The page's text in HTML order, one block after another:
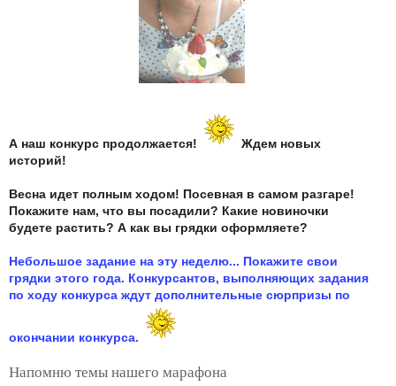
А наш конкурс продолжается!
Ждем новых
историй!
Весна идет полным ходом! Посевная в самом разгаре!
Покажите нам, что вы посадили? Какие новиночки
будете растить? А как вы грядки оформляете?
Небольшое задание на эту неделю... Покажите свои
грядки этого года. Конкурсантов, выполняющих задания
по ходу конкурса ждут дополнительные сюрпризы по
окончании конкурса.
Напомню темы нашего марафона